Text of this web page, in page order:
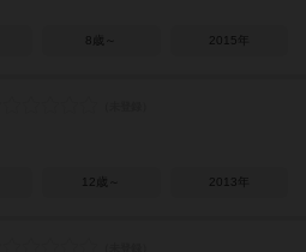
8歳～ 2015年
12歳～ 2013年